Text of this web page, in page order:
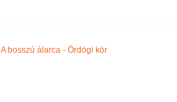
A bosszú álarca - Ördögi kör